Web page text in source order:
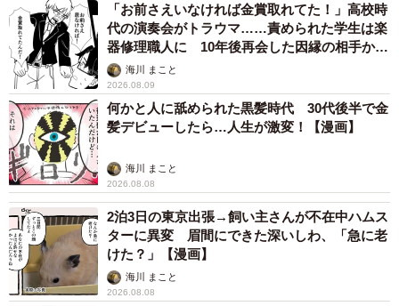
「お前さえいなければ金賞取れてた！」高校時
代の演奏会がトラウマ……責められた学生は楽
器修理職人に 10年後再会した因縁の相手から
思わぬ申し出【漫画】
海川 まこと
2026.08.09
何かと人に舐められた黒髪時代 30代後半で金
髪デビューしたら…人生が激変！【漫画】
海川 まこと
2026.08.08
2泊3日の東京出張→飼い主さんが不在中ハムス
ターに異変 眉間にできた深いしわ、「急に老
けた？」【漫画】
海川 まこと
2026.08.08